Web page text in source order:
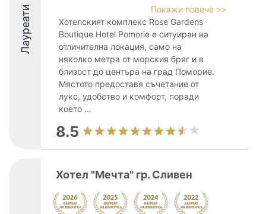
Лауреати
Покажи повече >>
Хотелският комплекс Rose Gardens
Boutique Hotel Pomorie е ситуиран на
отличителна локация, само на
няколко метра от морския бряг и в
близост до центъра на град Поморие.
Мястото предоставя съчетание от
лукс, удобство и комфорт, поради
което ...
8.5
Хотел "Мечта" гр. Сливен